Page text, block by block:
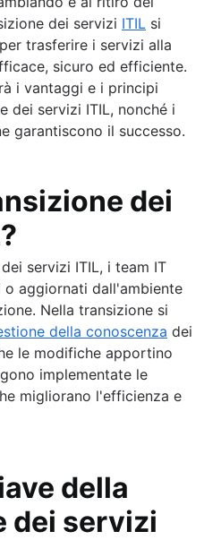
un piano di ripristino di
reparto IT
di ripristino di emergenza
per il monitoraggio dei bug
a confronto
di reperibilità
delle notifiche ai clienti
imprevisti
Management Report
Management 2021
Software
Software
dell'esperienza dei
di onboarding
dei dipendenti
di onboarding
dei dipendenti
IT
desk delle risorse umane
delle modifiche
risorse umane
processi delle risorse umane
dati
del servizio per le
delle risorse umane
flusso di lavoro delle Risorse
IT
rete
IT
del sistema
dei servizi ITIL si
trasferire i servizi alla
sicuro ed efficiente.
i vantaggi e i principi
dei servizi ITIL, nonché i
garantiscono il successo.
dei
servizi ITIL, i team IT
aggiornati dall'ambiente
Nella transizione si
della conoscenza dei
le modifiche apportino
implementate le
migliorano l'efficienza e
della
dei servizi